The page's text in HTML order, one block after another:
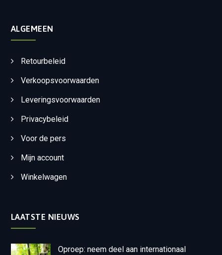
ALGEMEEN
Retourbeleid
Verkoopsvoorwaarden
Leveringsvoorwaarden
Privacybeleid
Voor de pers
Mijn account
Winkelwagen
LAATSTE NIEUWS
Oproep: neem deel aan internationaal